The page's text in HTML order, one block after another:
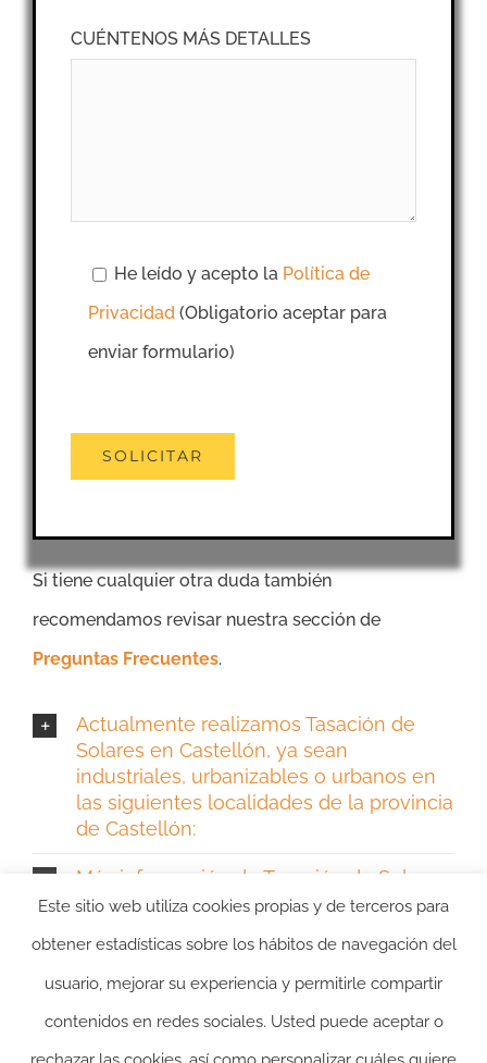
CUÉNTENOS MÁS DETALLES
He leído y acepto la Política de
Privacidad (Obligatorio aceptar para
enviar formulario)
Si tiene cualquier otra duda también
recomendamos revisar nuestra sección de
Preguntas Frecuentes.
Actualmente realizamos Tasación de
Solares en Castellón, ya sean
industriales, urbanizables o urbanos en
las siguientes localidades de la provincia
de Castellón:
Más información de Tasación de Solares
en Castellón
Este sitio web utiliza cookies propias y de terceros para
obtener estadísticas sobre los hábitos de navegación del
usuario, mejorar su experiencia y permitirle compartir
contenidos en redes sociales. Usted puede aceptar o